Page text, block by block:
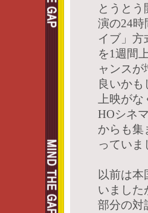
とうと
演の24時
イブ」方
を1週間
ャンス
良いか
上映が
HOシネ
からも集
っていま
以前は
いました
部分の対